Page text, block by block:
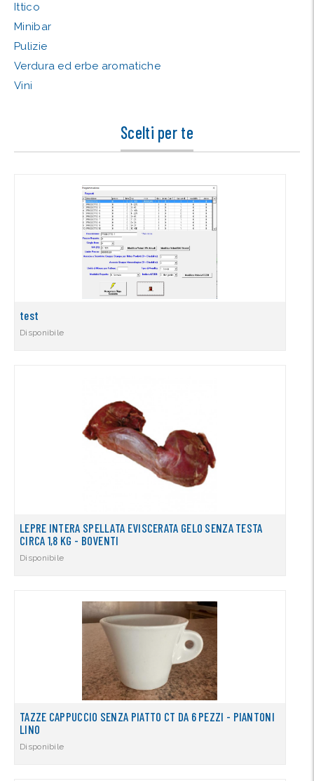
Ittico
Minibar
Pulizie
Verdura ed erbe aromatiche
Vini
Scelti per te
test
Disponibile
LEPRE INTERA SPELLATA EVISCERATA GELO SENZA TESTA
CIRCA 1,8 KG - BOVENTI
Disponibile
TAZZE CAPPUCCIO SENZA PIATTO CT DA 6 PEZZI - PIANTONI
LINO
Disponibile